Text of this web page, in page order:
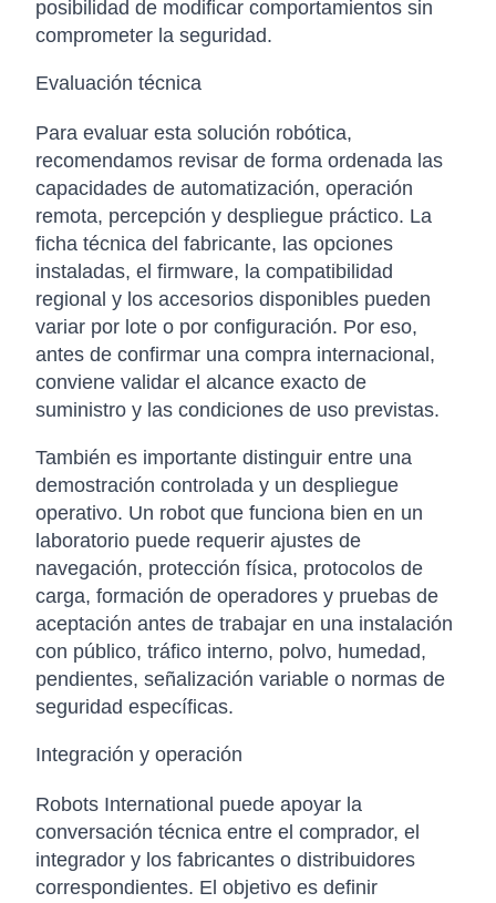
posibilidad de modificar comportamientos sin
comprometer la seguridad.
Evaluación técnica
Para evaluar esta solución robótica,
recomendamos revisar de forma ordenada las
capacidades de automatización, operación
remota, percepción y despliegue práctico. La
ficha técnica del fabricante, las opciones
instaladas, el firmware, la compatibilidad
regional y los accesorios disponibles pueden
variar por lote o por configuración. Por eso,
antes de confirmar una compra internacional,
conviene validar el alcance exacto de
suministro y las condiciones de uso previstas.
También es importante distinguir entre una
demostración controlada y un despliegue
operativo. Un robot que funciona bien en un
laboratorio puede requerir ajustes de
navegación, protección física, protocolos de
carga, formación de operadores y pruebas de
aceptación antes de trabajar en una instalación
con público, tráfico interno, polvo, humedad,
pendientes, señalización variable o normas de
seguridad específicas.
Integración y operación
Robots International puede apoyar la
conversación técnica entre el comprador, el
integrador y los fabricantes o distribuidores
correspondientes. El objetivo es definir